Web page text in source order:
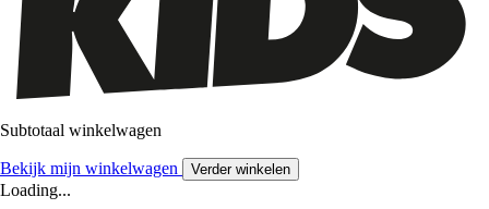
Subtotaal winkelwagen
Bekijk mijn winkelwagen Verder winkelen
Loading...